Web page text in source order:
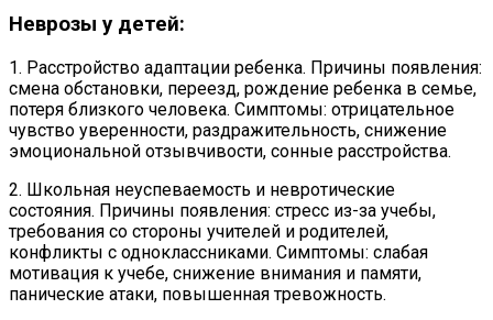
Неврозы у детей:
1. Расстройство адаптации ребенка. Причины появления:
смена обстановки, переезд, рождение ребенка в семье,
потеря близкого человека. Симптомы: отрицательное
чувство уверенности, раздражительность, снижение
эмоциональной отзывчивости, сонные расстройства.
2. Школьная неуспеваемость и невротические
состояния. Причины появления: стресс из-за учебы,
требования со стороны учителей и родителей,
конфликты с одноклассниками. Симптомы: слабая
мотивация к учебе, снижение внимания и памяти,
панические атаки, повышенная тревожность.